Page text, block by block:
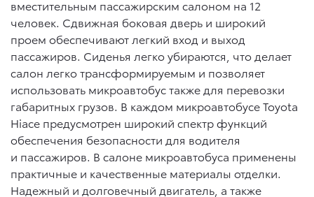
вместительным пассажирским салоном на 12
человек. Сдвижная боковая дверь и широкий
проем обеспечивают легкий вход и выход
пассажиров. Сиденья легко убираются, что делает
салон легко трансформируемым и позволяет
использовать микроавтобус также для перевозки
габаритных грузов. В каждом микроавтобусе Toyota
Hiace предусмотрен широкий спектр функций
обеспечения безопасности для водителя
и пассажиров. В салоне микроавтобуса применены
практичные и качественные материалы отделки.
Надежный и долговечный двигатель, а также